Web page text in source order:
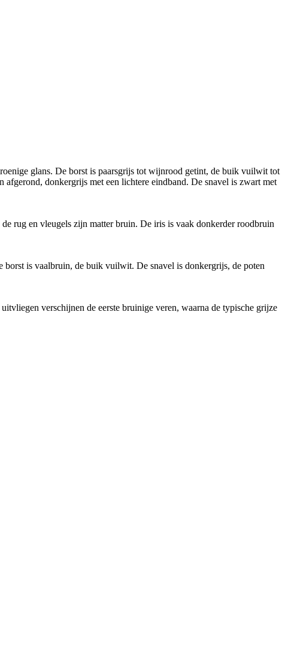
glans. De borst is paarsgrijs tot wijnrood getint, de buik vuilwit tot
donkergrijs met een lichtere eindband. De snavel is zwart met
rug en vleugels zijn matter bruin. De iris is vaak donkerder roodbruin
borst is vaalbruin, de buik vuilwit. De snavel is donkergrijs, de poten
verschijnen de eerste bruinige veren, waarna de typische grijze